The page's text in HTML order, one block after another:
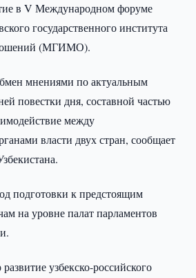
в V Международном форуме
государственного института
(МГИМО).
мнениями по актуальным
повестки дня, составной частью
между
власти двух стран, сообщает
подготовки к предстоящим
на уровне палат парламентов
узбекско-российского